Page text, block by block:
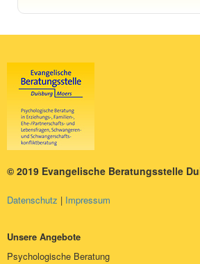
© 2019 Evangelische Beratungsstelle
Datenschutz Impressum
Unsere Angebote
Psychologische Beratung